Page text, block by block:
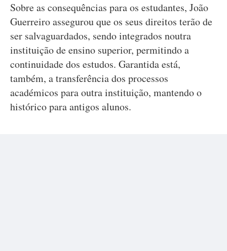
Sobre as consequências para os estudantes, João
Guerreiro assegurou que os seus direitos terão de
ser salvaguardados, sendo integrados noutra
instituição de ensino superior, permitindo a
continuidade dos estudos. Garantida está,
também, a transferência dos processos
académicos para outra instituição, mantendo o
histórico para antigos alunos.